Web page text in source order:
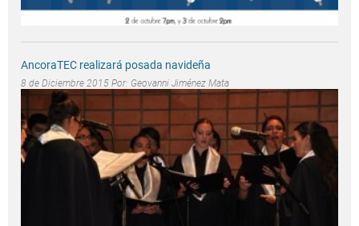
AncoraTEC realizará posada navideña
8 de Diciembre 2015 Por: Geovanni Jiménez Mata